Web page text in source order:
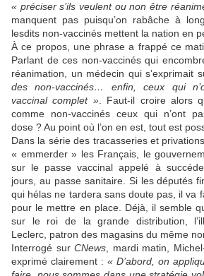
« préciser s’ils veulent ou non être
manquent pas puisqu’on rabâche à
lesdits non-vaccinés mettent la nation en
À ce propos, une phrase a frappé ce
Parlant de ces non-vaccinés qui
réanimation, un médecin qui s’exprimait
des non-vaccinés… enfin, ceux qui
vaccinal complet ». Faut-il croire alors
comme non-vaccinés ceux qui n’ont
dose ? Au point où l’on en est, tout est
Dans la série des tracasseries et
« emmerder » les Français, le
sur le passe vaccinal appelé à
jours, au passe sanitaire. Si les députés
qui hélas ne tardera sans doute pas, il va
pour le mettre en place. Déjà, il semble
sur le roi de la grande distribution,
Leclerc, patron des magasins du même
Interrogé surCNews , mardi matin,
exprimé clairement : « D’abord, on